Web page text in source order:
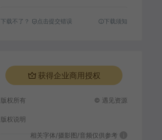
下载不了？ 点击提交错误 下载须知
获得企业商用授权
版权所有 © 遇见资源
版权说明
相关字体/摄影图/音频仅供参考 i